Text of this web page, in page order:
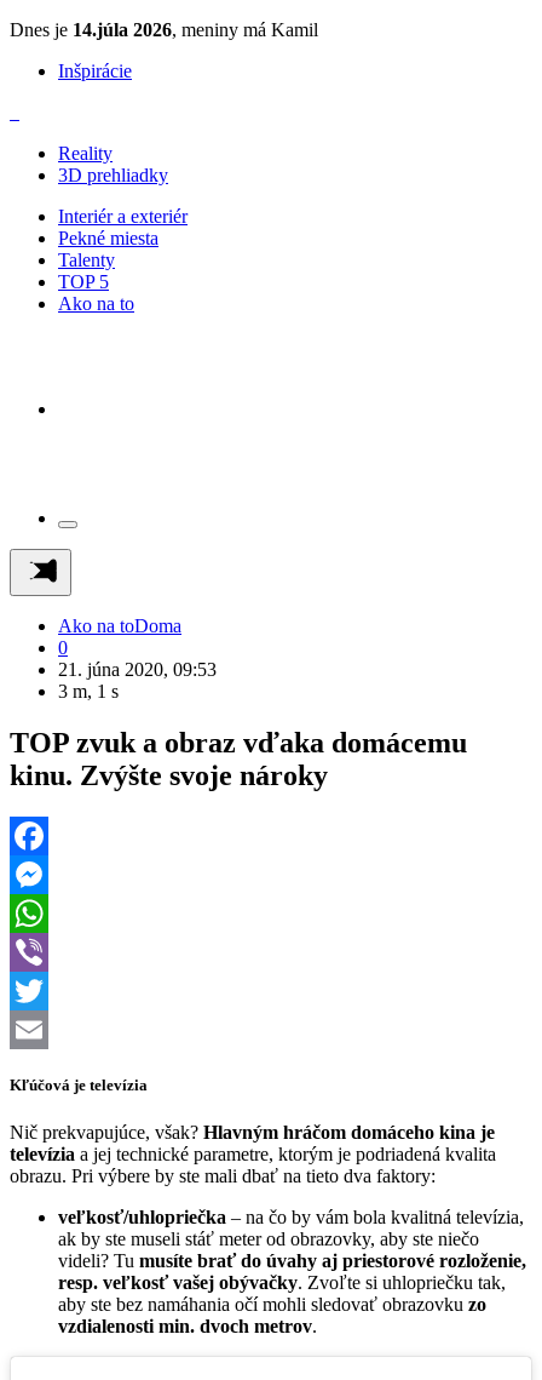
Dnes je 14.júla 2026, meniny má Kamil
Inšpirácie
Reality
3D prehliadky
Interiér a exteriér
Pekné miesta
Talenty
TOP 5
Ako na to
Ako na toDoma
0
21. júna 2020, 09:53
3 m, 1 s
TOP zvuk a obraz vďaka domácemu
kinu. Zvýšte svoje nároky
Facebook
Messenger
WhatsApp
Viber
Twitter
Kľúčová je televízia
Nič prekvapujúce, však? Hlavným hráčom domáceho kina je
televízia a jej technické parametre, ktorým je podriadená kvalita
obrazu. Pri výbere by ste mali dbať na tieto dva faktory:
veľkosť/uhlopriečka – na čo by vám bola kvalitná televízia,
ak by ste museli stáť meter od obrazovky, aby ste niečo
videli? Tu musíte brať do úvahy aj priestorové rozloženie,
resp. veľkosť vašej obývačky. Zvoľte si uhlopriečku tak,
aby ste bez namáhania očí mohli sledovať obrazovku zo
vzdialenosti min. dvoch metrov.